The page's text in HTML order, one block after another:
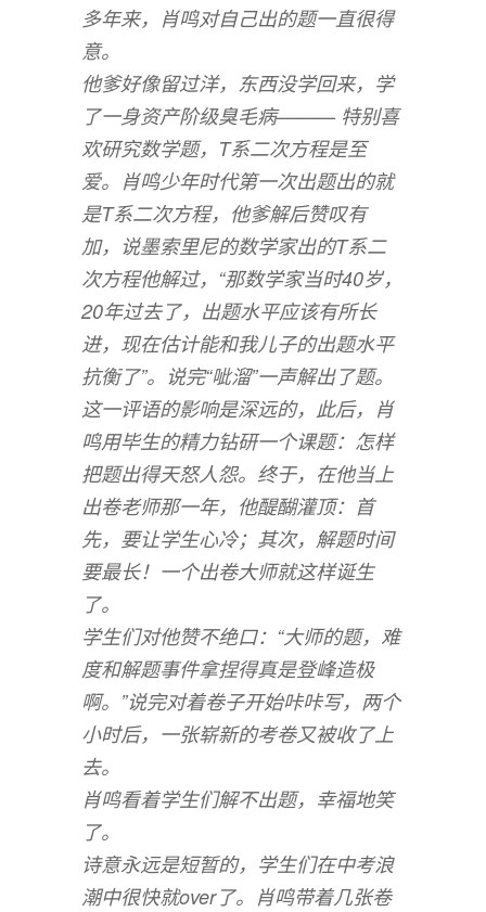
多年来，肖鸣对自己出的题一直很得
意。
他爹好像留过洋，东西没学回来，学
了一身资产阶级臭毛病——— 特别喜
欢研究数学题，T系二次方程是至
爱。肖鸣少年时代第一次出题出的就
是T系二次方程，他爹解后赞叹有
加，说墨索里尼的数学家出的T系二
次方程他解过，“那数学家当时40岁，
20年过去了，出题水平应该有所长
进，现在估计能和我儿子的出题水平
抗衡了”。说完“呲溜”一声解出了题。
这一评语的影响是深远的，此后，肖
鸣用毕生的精力钻研一个课题：怎样
把题出得天怒人怨。终于，在他当上
出卷老师那一年，他醍醐灌顶：首
先，要让学生心冷；其次，解题时间
要最长！一个出卷大师就这样诞生
了。
学生们对他赞不绝口：“大师的题，难
度和解题事件拿捏得真是登峰造极
啊。”说完对着卷子开始咔咔写，两个
小时后，一张崭新的考卷又被收了上
去。
肖鸣看着学生们解不出题，幸福地笑
了。
诗意永远是短暂的，学生们在中考浪
潮中很快就over了。肖鸣带着几张卷